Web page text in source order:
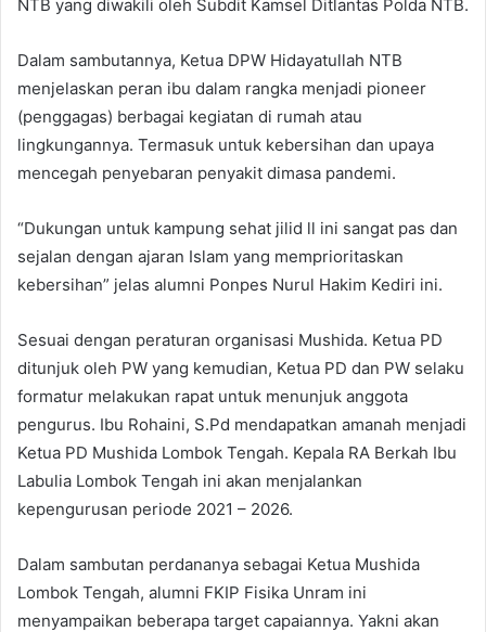
NTB yang diwakili oleh Subdit Kamsel Ditlantas Polda NTB.
Dalam sambutannya, Ketua DPW Hidayatullah NTB
menjelaskan peran ibu dalam rangka menjadi pioneer
(penggagas) berbagai kegiatan di rumah atau
lingkungannya. Termasuk untuk kebersihan dan upaya
mencegah penyebaran penyakit dimasa pandemi.
“Dukungan untuk kampung sehat jilid ll ini sangat pas dan
sejalan dengan ajaran Islam yang memprioritaskan
kebersihan” jelas alumni Ponpes Nurul Hakim Kediri ini.
Sesuai dengan peraturan organisasi Mushida. Ketua PD
ditunjuk oleh PW yang kemudian, Ketua PD dan PW selaku
formatur melakukan rapat untuk menunjuk anggota
pengurus. Ibu Rohaini, S.Pd mendapatkan amanah menjadi
Ketua PD Mushida Lombok Tengah. Kepala RA Berkah Ibu
Labulia Lombok Tengah ini akan menjalankan
kepengurusan periode 2021 – 2026.
Dalam sambutan perdananya sebagai Ketua Mushida
Lombok Tengah, alumni FKIP Fisika Unram ini
menyampaikan beberapa target capaiannya. Yakni akan